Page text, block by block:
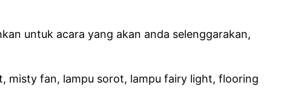
untuk acara yang akan anda selenggarakan,
misty fan, lampu sorot, lampu fairy light, flooring